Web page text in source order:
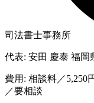
司法書士事務所
代表: 安田 慶泰 福岡
費用: 相談料／5,250
／要相談